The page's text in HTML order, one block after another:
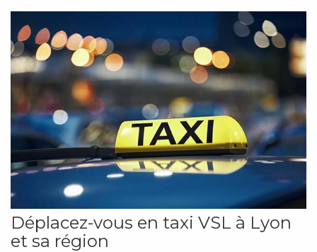
Déplacez-vous en taxi VSL à Lyon
et sa région